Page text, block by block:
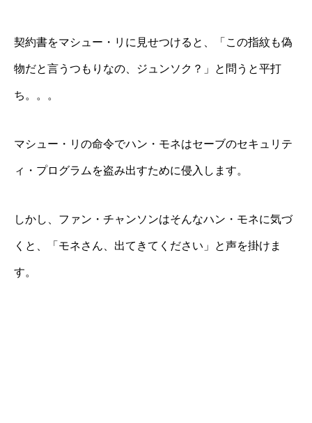
契約書をマシュー・リに見せつけると、「この指紋も偽
物だと言うつもりなの、ジュンソク？」と問うと平打
ち。。。
マシュー・リの命令でハン・モネはセーブのセキュリテ
ィ・プログラムを盗み出すために侵入します。
しかし、ファン・チャンソンはそんなハン・モネに気づ
くと、「モネさん、出てきてください」と声を掛けま
す。